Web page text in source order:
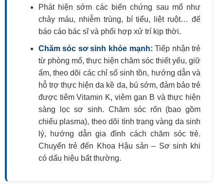
Phát hiện sớm các biến chứng sau mổ như
chảy máu, nhiễm trùng, bí tiểu, liệt ruột… để
báo cáo bác sĩ và phối hợp xử trí kịp thời.
Chăm sóc sơ sinh khỏe mạnh: Tiếp nhận trẻ
từ phòng mổ, thực hiện chăm sóc thiết yếu, giữ
ấm, theo dõi các chỉ số sinh tồn, hướng dẫn và
hỗ trợ thực hiện da kề da, bú sớm, đảm bảo trẻ
được tiêm Vitamin K, viêm gan B và thực hiện
sàng lọc sơ sinh. Chăm sóc rốn (bao gồm
chiếu plasma), theo dõi tình trạng vàng da sinh
lý, hướng dẫn gia đình cách chăm sóc trẻ.
Chuyển trẻ đến Khoa Hậu sản – Sơ sinh khi
có dấu hiệu bất thường.